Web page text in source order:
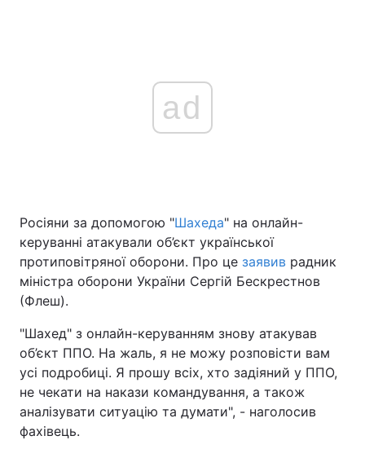
Україна Політика
Економіка Світ
Техно і зв'язок Лайт
Зброя Інциденти
Здоров'я Туризм
ad
Росіяни за допомогою "Шахеда" на онлайн-
керуванні атакували об’єкт української
протиповітряної оборони. Про це заявив радник
міністра оборони України Сергій Бескрестнов
(Флеш).
"Шахед" з онлайн-керуванням знову атакував
об’єкт ППО. На жаль, я не можу розповісти вам
усі подробиці. Я прошу всіх, хто задіяний у ППО,
не чекати на накази командування, а також
аналізувати ситуацію та думати", - наголосив
фахівець.